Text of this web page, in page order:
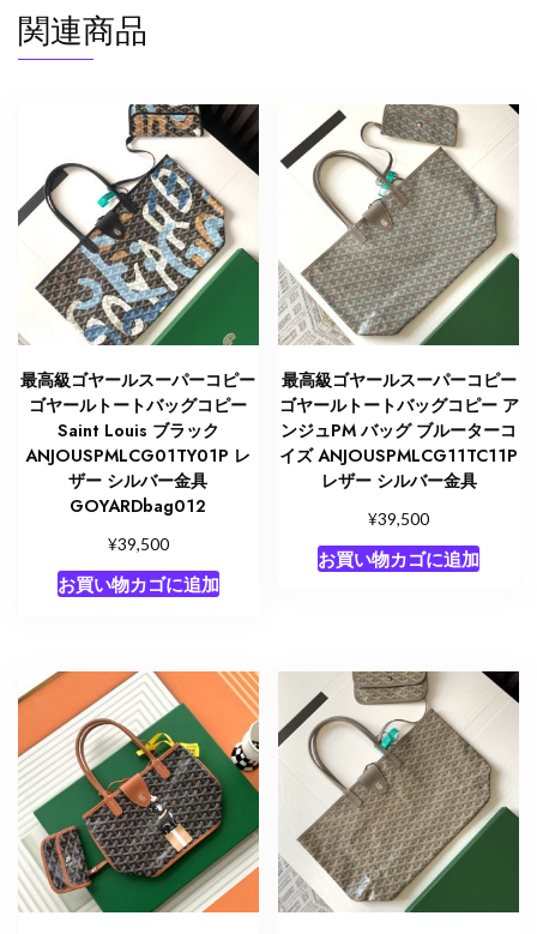
バ
ッ
2025
個
関連商品
最高級ゴヤールスーパーコピー
ゴヤールトートバッグコピー
Saint Louis ブラック
ANJOUSPMLCG01TY01P レ
ザー シルバー金具
GOYARDbag012
¥39,500
お買い物カゴに追加
最高級ゴヤールスーパーコピー
ゴヤールトートバッグコピー ア
ンジュPM バッグ ブルーターコ
イズ ANJOUSPMLCG11TC11P
レザー シルバー金具
¥39,500
お買い物カゴに追加